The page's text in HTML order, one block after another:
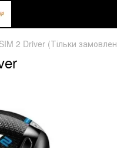
2 Driver (Тільки